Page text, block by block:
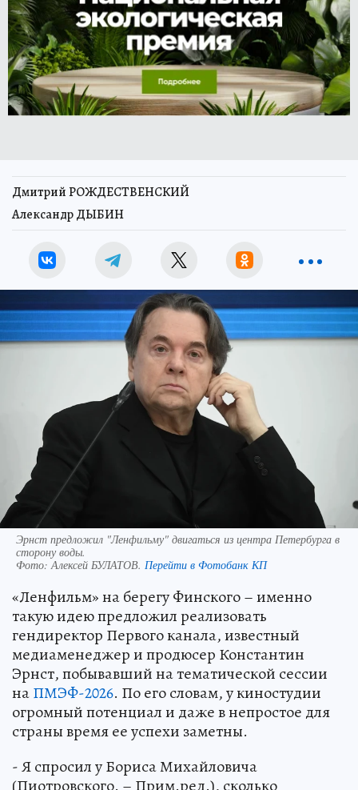
Дмитрий РОЖДЕСТВЕНСКИЙ
Александр ДЫБИН
Эрнст предложил "Ленфильму" двигаться из центра Петербурга в
сторону воды.
Фото: Алексей БУЛАТОВ. Перейти в Фотобанк КП
«Ленфильм» на берегу Финского – именно
такую идею предложил реализовать
гендиректор Первого канала, известный
медиаменеджер и продюсер Константин
Эрнст, побывавший на тематической сессии
наПМЭФ-2026. По его словам, у киностудии
огромный потенциал и даже в непростое для
страны время ее успехи заметны.
- Я спросил у Бориса Михайловича
(Пиотровского. – Прим.ред.), сколько